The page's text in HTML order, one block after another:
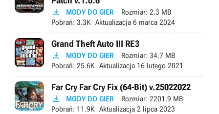
 MODY DO GIER Rozmiar: 2.3 MB
Pobrań: 3.3K Aktualizacja 6 marca 2024
Grand Theft Auto III RE3
 MODY DO GIER Rozmiar: 34.7 MB
Pobrań: 25.6K Aktualizacja 16 lutego 2021
Far Cry Far Cry Fix (64-Bit) v.25022022
 MODY DO GIER Rozmiar: 2201.9 MB
Pobrań: 11.9K Aktualizacja 2 lipca 2023